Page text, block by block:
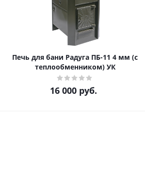
Печь для бани Радуга ПБ-11 4 мм (с
теплообменником) УК
16 000руб.